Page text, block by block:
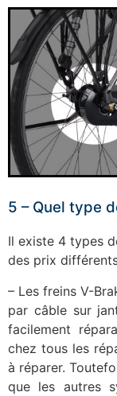
5 – Quel type
Il existe 4 types
des prix
– Les freins V-
par câble sur
facilement
chez tous les
à réparer.
que les autres